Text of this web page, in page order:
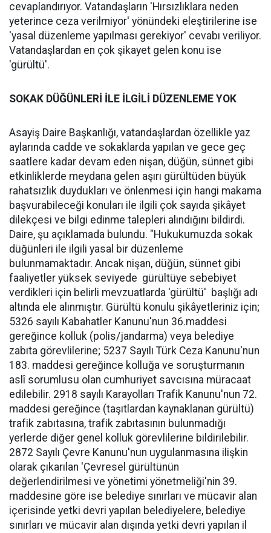
cevaplandırıyor. Vatandaşların 'Hırsızlıklara neden
yeterince ceza verilmiyor' yönündeki eleştirilerine ise
'yasal düzenleme yapılması gerekiyor' cevabı veriliyor.
Vatandaşlardan en çok şikayet gelen konu ise
'gürültü'.
SOKAK DÜĞÜNLERİ İLE İLGİLİ DÜZENLEME YOK
Asayiş Daire Başkanlığı, vatandaşlardan özellikle yaz
aylarında cadde ve sokaklarda yapılan ve gece geç
saatlere kadar devam eden nişan, düğün, sünnet gibi
etkinliklerde meydana gelen aşırı gürültüden büyük
rahatsızlık duydukları ve önlenmesi için hangi makama
başvurabileceği konuları ile ilgili çok sayıda şikâyet
dilekçesi ve bilgi edinme talepleri alındığını bildirdi.
Daire, şu açıklamada bulundu. "Hukukumuzda sokak
düğünleri ile ilgili yasal bir düzenleme
bulunmamaktadır. Ancak nişan, düğün, sünnet gibi
faaliyetler yüksek seviyede gürültüye sebebiyet
verdikleri için belirli mevzuatlarda 'gürültü' başlığı adı
altında ele alınmıştır. Gürültü konulu şikâyetleriniz için;
5326 sayılı Kabahatler Kanunu'nun 36.maddesi
gereğince kolluk (polis/jandarma) veya belediye
zabıta görevlilerine; 5237 Sayılı Türk Ceza Kanunu'nun
183. maddesi gereğince kolluğa ve soruşturmanın
aslî sorumlusu olan cumhuriyet savcısına müracaat
edilebilir. 2918 sayılı Karayolları Trafik Kanunu'nun 72.
maddesi gereğince (taşıtlardan kaynaklanan gürültü)
trafik zabıtasına, trafik zabıtasının bulunmadığı
yerlerde diğer genel kolluk görevlilerine bildirilebilir.
2872 Sayılı Çevre Kanunu'nun uygulanmasına ilişkin
olarak çıkarılan 'Çevresel gürültünün
değerlendirilmesi ve yönetimi yönetmeliği'nin 39.
maddesine göre ise belediye sınırları ve mücavir alan
içerisinde yetki devri yapılan belediyelere, belediye
sınırları ve mücavir alan dışında yetki devri yapılan il